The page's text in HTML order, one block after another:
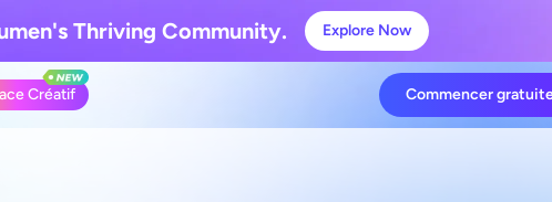
Thriving Community. Explore Now
Créatif Commencer